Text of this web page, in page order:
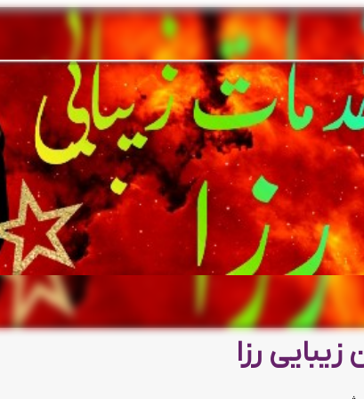
زیبایی رزا